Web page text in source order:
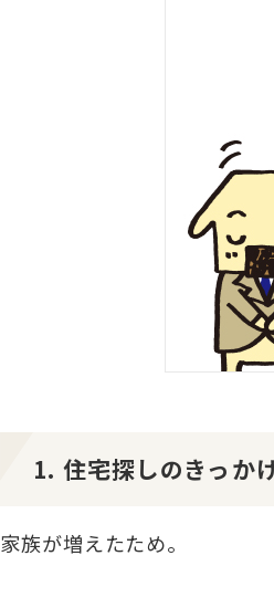
1. 住宅探しのきっか
家族が増えたため。